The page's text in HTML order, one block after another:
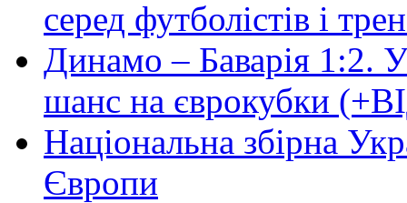
серед футболістів і
Динамо – Баварія 1:2.
шанс на єврокубки
Національна збірна
Європи